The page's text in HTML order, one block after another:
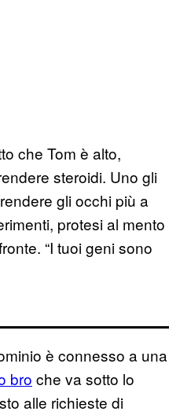
che Tom è alto,
steroidi. Uno gli
gli occhi più a
protesi al mento
“I tuoi geni sono
è connesso a una
bro che va sotto lo
alle richieste di